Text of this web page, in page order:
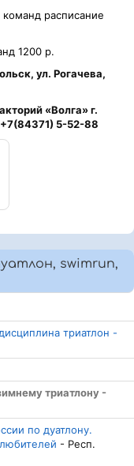
расписание
1200 р.
ул. Рогачева,
«Волга» г.
+7(84371) 5-52-88
swimrun,
триатлон -
триатлону -
по дуатлону.
- Респ.